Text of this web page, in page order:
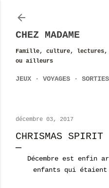
CHEZ MADAME
Famille, culture,
ou ailleurs
JEUX VOYAGES SORTIES
décembre 03, 2017
CHRISMAS SPIRIT
Décembre est enfin
enfants qui